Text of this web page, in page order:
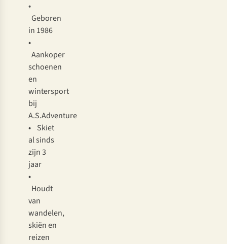
•
Geboren
in 1986
•
Aankoper
schoenen
en
wintersport
bij
A.S.Adventure
• Skiet
al sinds
zijn 3
jaar
•
Houdt
van
wandelen,
skiën en
reizen